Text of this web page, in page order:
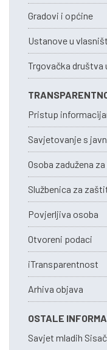
Gradovi i općine
Ustanove u
Trgovačka društva
Pristup
Savjetovanje s
Osoba zadužena
Službenica za
Povjerljiva osoba
Otvoreni podaci
iTransparentnost
Arhiva objava
OSTALE
Savjet mladih